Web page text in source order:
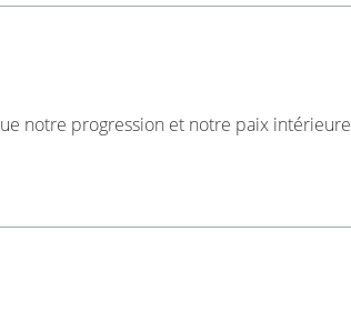
notre progression et notre paix intérieure